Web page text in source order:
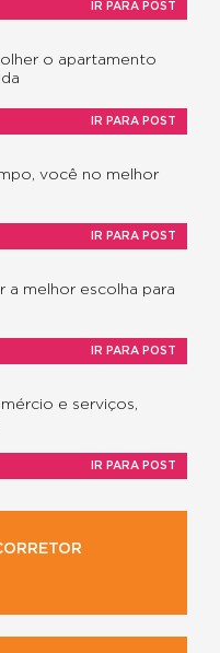
IR PARA POST
o apartamento
IR PARA POST
você no melhor
IR PARA POST
melhor escolha para
IR PARA POST
e serviços,
IR PARA POST